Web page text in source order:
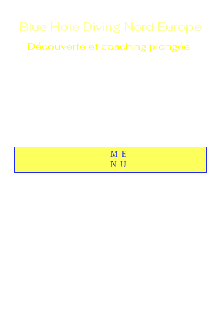
Blue Hole Diving Nord Europe
Découverte et coaching plongée
ME
NU